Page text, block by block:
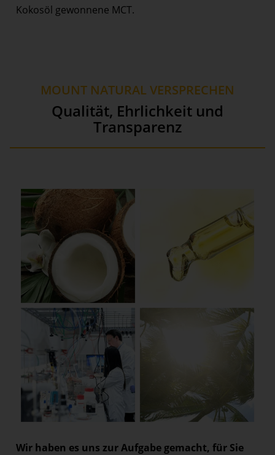
Kokosöl gewonnene MCT.
MOUNT NATURAL VERSPRECHEN
Qualität, Ehrlichkeit und
Transparenz
Wir haben es uns zur Aufgabe gemacht, für Sie